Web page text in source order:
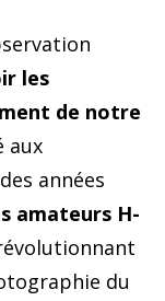
les
de notre
aux
années
amateurs H-
du